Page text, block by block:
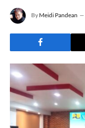
By Meidi Pandean